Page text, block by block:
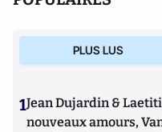
PLUS LUS
1Jean Dujardin &
nouveaux amours,